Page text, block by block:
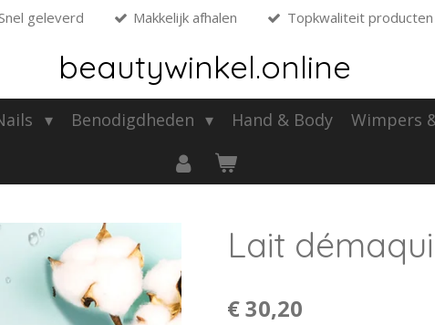
geleverd Makkelijk afhalen Topkwaliteit producten
beautywinkel.online
Benodigdheden Hand & Body Wimpers
Lait
€ 30,20